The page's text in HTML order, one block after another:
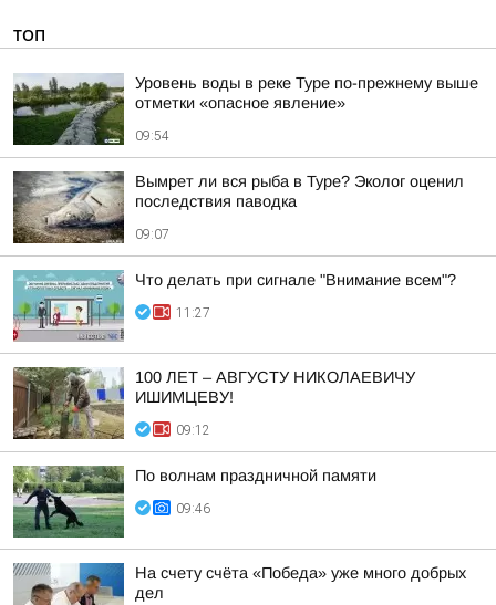
ТОП
Уровень воды в реке Туре по-прежнему выше
отметки «опасное явление»
09:54
Вымрет ли вся рыба в Туре? Эколог оценил
последствия паводка
09:07
Что делать при сигнале "Внимание всем"?
11:27
100 ЛЕТ – АВГУСТУ НИКОЛАЕВИЧУ
ИШИМЦЕВУ!
09:12
По волнам праздничной памяти
09:46
На счету счёта «Победа» уже много добрых
дел